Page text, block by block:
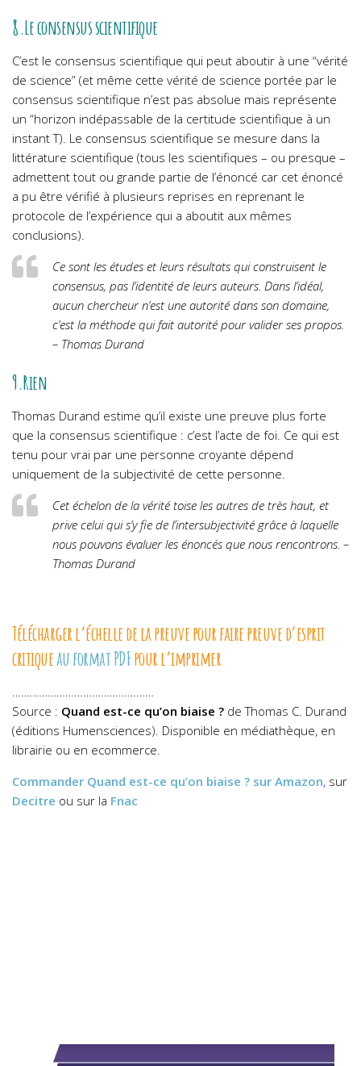
8.Le consensus scientifique
C’est le consensus scientifique qui peut aboutir à une “vérité
de science” (et même cette vérité de science portée par le
consensus scientifique n’est pas absolue mais représente
un “horizon indépassable de la certitude scientifique à un
instant T). Le consensus scientifique se mesure dans la
littérature scientifique (tous les scientifiques – ou presque –
admettent tout ou grande partie de l’énoncé car cet énoncé
a pu être vérifié à plusieurs reprises en reprenant le
protocole de l’expérience qui a aboutit aux mêmes
conclusions).
Ce sont les études et leurs résultats qui construisent le
consensus, pas l’identité de leurs auteurs. Dans l’idéal,
aucun chercheur n’est une autorité dans son domaine,
c’est la méthode qui fait autorité pour valider ses propos.
– Thomas Durand
9.Rien
Thomas Durand estime qu’il existe une preuve plus forte
que la consensus scientifique : c’est l’acte de foi. Ce qui est
tenu pour vrai par une personne croyante dépend
uniquement de la subjectivité de cette personne.
Cet échelon de la vérité toise les autres de très haut, et
prive celui qui s’y fie de l’intersubjectivité grâce à laquelle
nous pouvons évaluer les énoncés que nous rencontrons. –
Thomas Durand
Télécharger l’échelle de la preuve pour faire preuve d’esprit
critiqueau format PDFpour l’imprimer
Source : Quand est-ce qu’on biaise ? de Thomas C. Durand
(éditions Humensciences). Disponible en médiathèque, en
librairie ou en ecommerce.
Commander Quand est-ce qu’on biaise ? sur Amazon, sur
Decitre ou sur la Fnac